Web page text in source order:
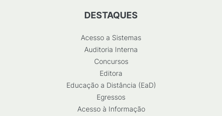
DESTAQUES
Acesso a Sistemas
Auditoria Interna
Concursos
Editora
Educação a Distância (EaD)
Egressos
Acesso à Informação